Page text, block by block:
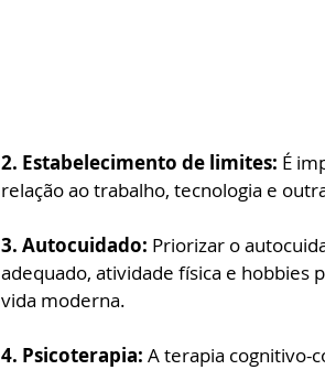
2. Estabelecimento de limites: É
relação ao trabalho, tecnologia e
3. Autocuidado: Priorizar o
adequado, atividade física e hobbies
vida moderna.
4. Psicoterapia: A terapia cognitivo-